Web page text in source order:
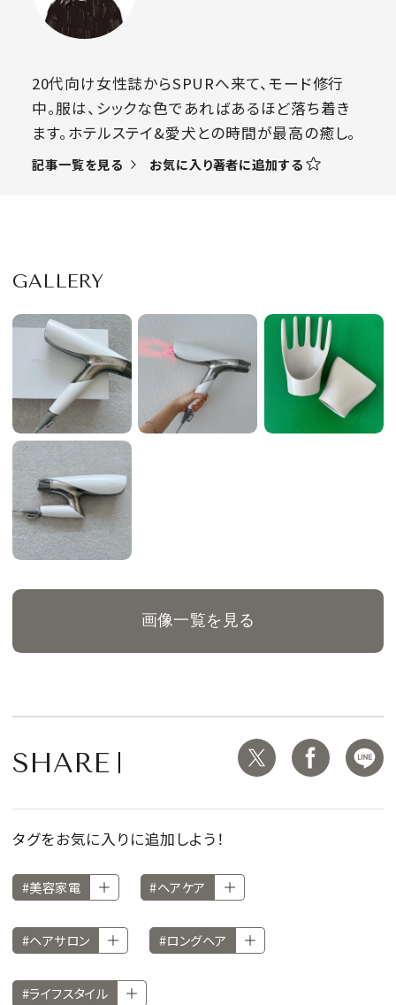
20代向け女性誌からSPURへ来て、モード修行
中。服は、シックな色であればあるほど落ち着き
ます。ホテルステイ&愛犬との時間が最高の癒し。
記事一覧を見る お気に入り著者に追加する
GALLERY
画像一覧を見る
SHARE
タグをお気に入りに追加しよう！
#美容家電 #ヘアケア
#ヘアサロン #ロングヘア
#ライフスタイル